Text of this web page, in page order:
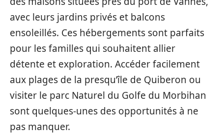
avec leurs jardins privés et balcons
ensoleillés. Ces hébergements sont parfaits
pour les familles qui souhaitent allier
détente et exploration. Accéder facilement
aux plages de la presqu’île de Quiberon ou
visiter le parc Naturel du Golfe du Morbihan
sont quelques-unes des opportunités à ne
pas manquer.